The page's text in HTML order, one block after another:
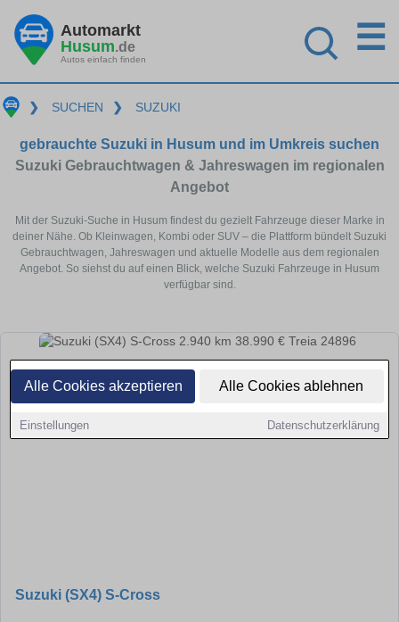
Alle Cookies akzeptieren Alle Cookies ablehnen
Einstellungen Datenschutzerklärung
Automarkt
Husum.de
Autos einfach finden
☰
❯ SUCHEN ❯ SUZUKI
gebrauchte Suzuki in Husum und im Umkreis suchen
Suzuki Gebrauchtwagen & Jahreswagen im regionalen
Angebot
Mit der Suzuki-Suche in Husum findest du gezielt Fahrzeuge dieser Marke in
deiner Nähe. Ob Kleinwagen, Kombi oder SUV – die Plattform bündelt Suzuki
Gebrauchtwagen, Jahreswagen und aktuelle Modelle aus dem regionalen
Angebot. So siehst du auf einen Blick, welche Suzuki Fahrzeuge in Husum
verfügbar sind.
Suzuki (SX4) S-Cross